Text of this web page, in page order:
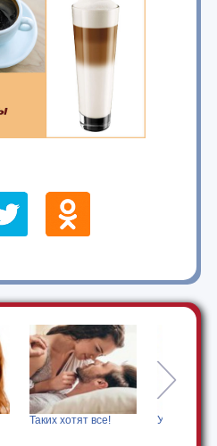
Таких хотят все! Ужасное свидание